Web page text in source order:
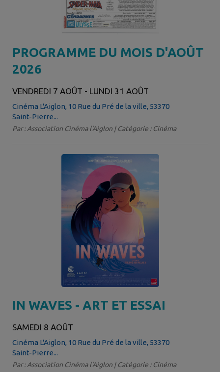
PROGRAMME DU MOIS D'AOÛT
2026
VENDREDI 7 AOÛT - LUNDI 31 AOÛT
Cinéma L'Aiglon, 10 Rue du Pré de la ville, 53370
Saint-Pierre...
Par : Association Cinéma l'Aiglon | Catégorie : Cinéma
IN WAVES - ART ET ESSAI
SAMEDI 8 AOÛT
Cinéma L'Aiglon, 10 Rue du Pré de la ville, 53370
Saint-Pierre...
Par : Association Cinéma l'Aiglon | Catégorie : Cinéma